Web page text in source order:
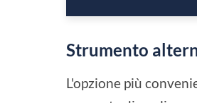
Strumento
L'opzione più